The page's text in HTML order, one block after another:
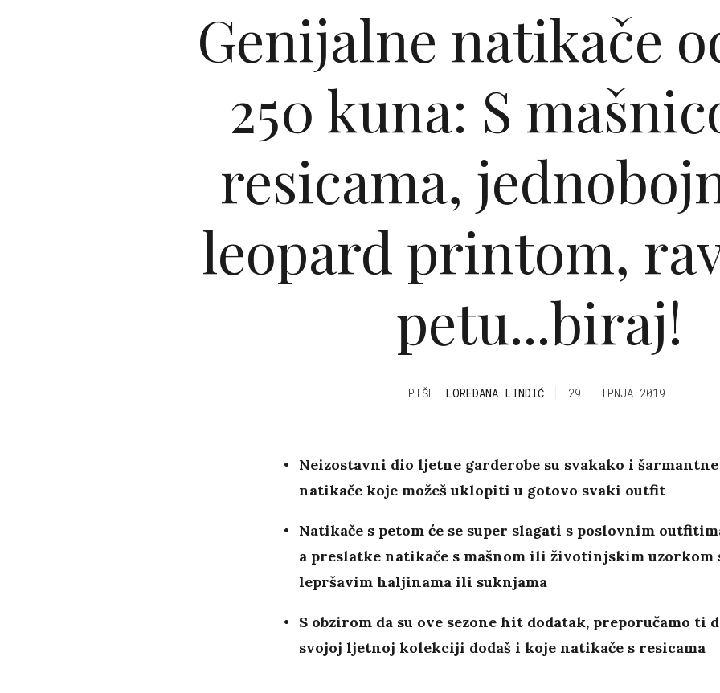
Genijalne natikače
250 kuna: S
resicama,
leopard printom,
petu...biraj!
PIŠE LOREDANA LINDIĆ 29. LIPNJA 2019.
Neizostavni dio ljetne garderobe su svakako i šarmantne
natikače koje možeš uklopiti u gotovo svaki outfit
Natikače s petom će se super slagati s poslovnim
a preslatke natikače s mašnom ili životinjskim uzorkom
lepršavim haljinama ili suknjama
S obzirom da su ove sezone hit dodatak, preporučamo ti
svojoj ljetnoj kolekciji dodaš i koje natikače s resicama